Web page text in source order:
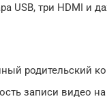
USB, три HDMI и
родительский
записи видео